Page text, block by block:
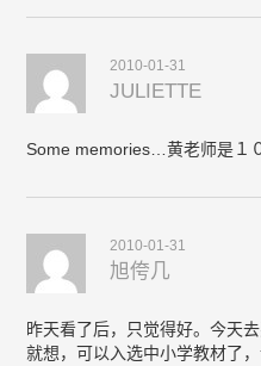
2010-01-31
JULIETTE
Some memories…黄老师是１
2010-01-31
旭侉几
昨天看了后，只觉得好。今天
就想，可以入选中小学教材了，